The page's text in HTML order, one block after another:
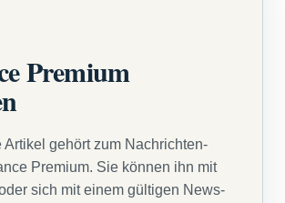
Premium
Artikel gehört zum Nachrichten-
Premium. Sie können ihn mit
sich mit einem gültigen News-